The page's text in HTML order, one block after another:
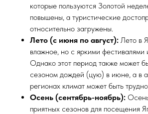
которые пользуются Золотой
повышены, а туристические
относительно загружены.
Лето (с июня по август): Лето в
влажное, но с яркими
Однако этот период также может
сезоном дождей (цую) в июне, а в
регионах климат может быть
Осень (сентябрь-ноябрь):
приятных сезонов для посещения